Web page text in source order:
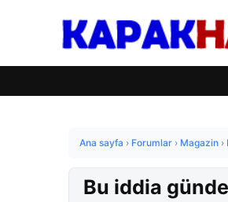
Ana sayfa › Forumlar › Magazin ›
Bu iddia